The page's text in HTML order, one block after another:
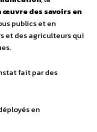
œuvre des savoirs en
publics et en
et des agriculteurs qui
fait par des
en